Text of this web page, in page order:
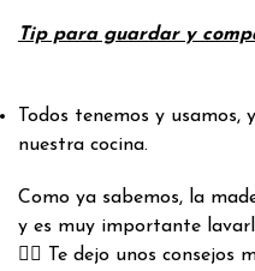
Tip para guardar y
Todos tenemos y
nuestra cocina.
Como ya sabemos, la
y es muy importante
👉🏼 Te dejo unos consejos